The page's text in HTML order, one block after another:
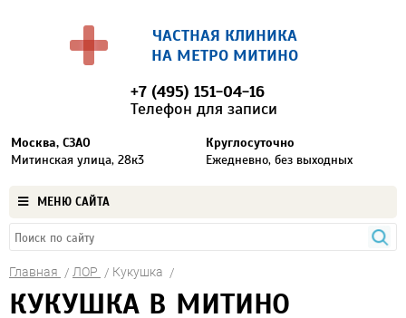
ЧАСТНАЯ КЛИНИКА
НА МЕТРО МИТИНО
Москва, СЗАО
Митинская улица, 28к3
+7 (495) 151-04-16
Телефон для записи
Круглосуточно
Ежедневно, без выходных
МЕНЮ САЙТА
Главная ЛОР Кукушка
КУКУШКА В МИТИНО